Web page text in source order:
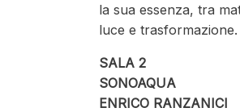
la sua essenza, tra
luce e trasformazione.
SALA 2
SONOAQUA
ENRICO RANZANICI